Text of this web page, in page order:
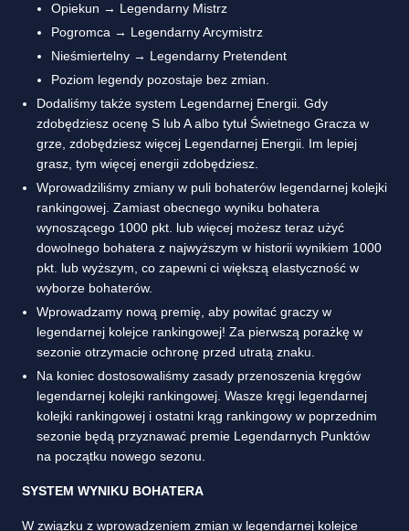
Opiekun → Legendarny Mistrz
Pogromca → Legendarny Arcymistrz
Nieśmiertelny → Legendarny Pretendent
Poziom legendy pozostaje bez zmian.
Dodaliśmy także system Legendarnej Energii. Gdy
zdobędziesz ocenę S lub A albo tytuł Świetnego Gracza w
grze, zdobędziesz więcej Legendarnej Energii. Im lepiej
grasz, tym więcej energii zdobędziesz.
Wprowadziliśmy zmiany w puli bohaterów legendarnej kolejki
rankingowej. Zamiast obecnego wyniku bohatera
wynoszącego 1000 pkt. lub więcej możesz teraz użyć
dowolnego bohatera z najwyższym w historii wynikiem 1000
pkt. lub wyższym, co zapewni ci większą elastyczność w
wyborze bohaterów.
Wprowadzamy nową premię, aby powitać graczy w
legendarnej kolejce rankingowej! Za pierwszą porażkę w
sezonie otrzymacie ochronę przed utratą znaku.
Na koniec dostosowaliśmy zasady przenoszenia kręgów
legendarnej kolejki rankingowej. Wasze kręgi legendarnej
kolejki rankingowej i ostatni krąg rankingowy w poprzednim
sezonie będą przyznawać premie Legendarnych Punktów
na początku nowego sezonu.
SYSTEM WYNIKU BOHATERA
W związku z wprowadzeniem zmian w legendarnej kolejce